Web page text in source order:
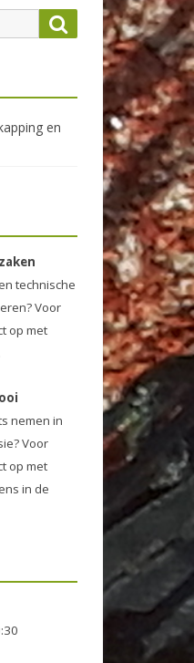
Zoeken
en
technische
Voor
op met
nemen in
? Voor
op met
in de